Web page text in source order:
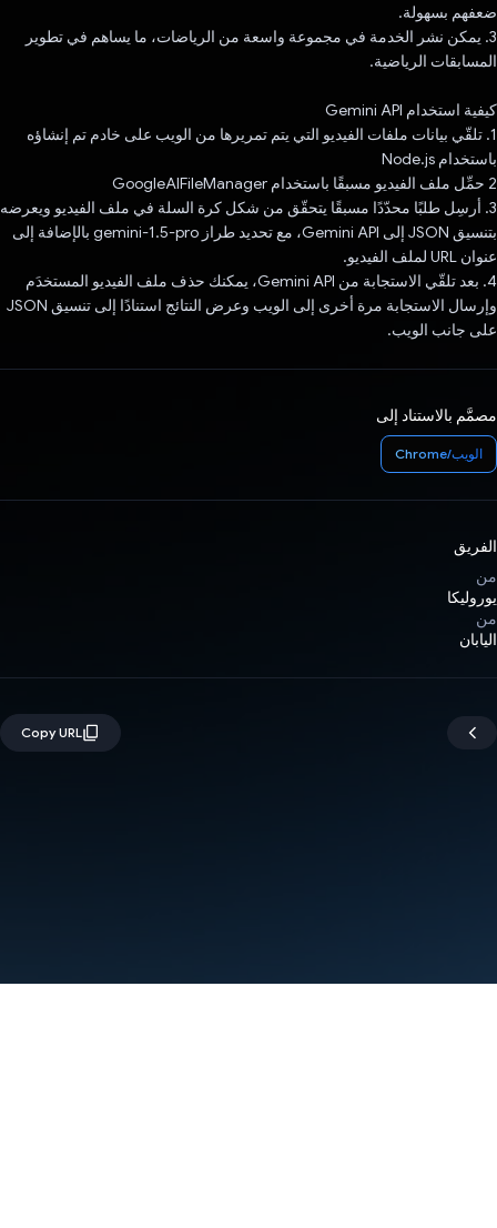
ضعفهم بسهولة.
3. يمكن نشر الخدمة في مجموعة واسعة من الرياضات، ما يساهم في تطوير
المسابقات الرياضية.
كيفية استخدام Gemini API
1. تلقّي بيانات ملفات الفيديو التي يتم تمريرها من الويب على خادم تم إنشاؤه
باستخدام Node.js
2 حمِّل ملف الفيديو مسبقًا باستخدام GoogleAIFileManager
3. أرسِل طلبًا محدّدًا مسبقًا يتحقّق من شكل كرة السلة في ملف الفيديو ويعرضه
بتنسيق JSON إلى Gemini API، مع تحديد طراز gemini-1.5-pro بالإضافة إلى
عنوان URL لملف الفيديو.
4. بعد تلقّي الاستجابة من Gemini API، يمكنك حذف ملف الفيديو المستخدَم
وإرسال الاستجابة مرة أخرى إلى الويب وعرض النتائج استنادًا إلى تنسيق JSON
على جانب الويب.
مصمَّم بالاستناد إلى
الويب/Chrome
الفريق
من
يوروليكا
من
اليابان